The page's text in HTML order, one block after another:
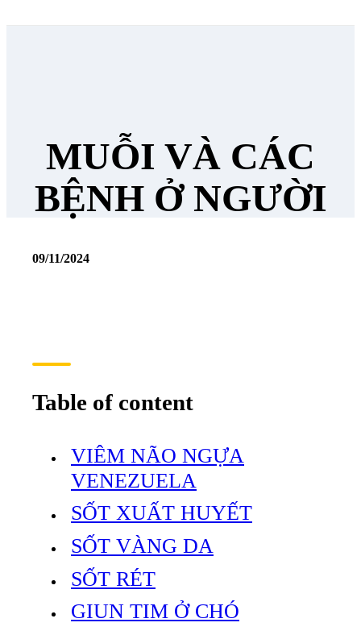
MUỖI VÀ CÁC
BỆNH Ở NGƯỜI
09/11/2024
Table of content
VIÊM NÃO NGỰA
VENEZUELA
SỐT XUẤT HUYẾT
SỐT VÀNG DA
SỐT RÉT
GIUN TIM Ở CHÓ